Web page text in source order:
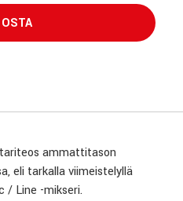
OSTA
ammattitason
eli tarkalla viimeistelyllä
/ Line -mikseri.